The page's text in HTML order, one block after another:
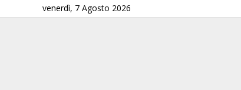
venerdì, 7 Agosto 2026